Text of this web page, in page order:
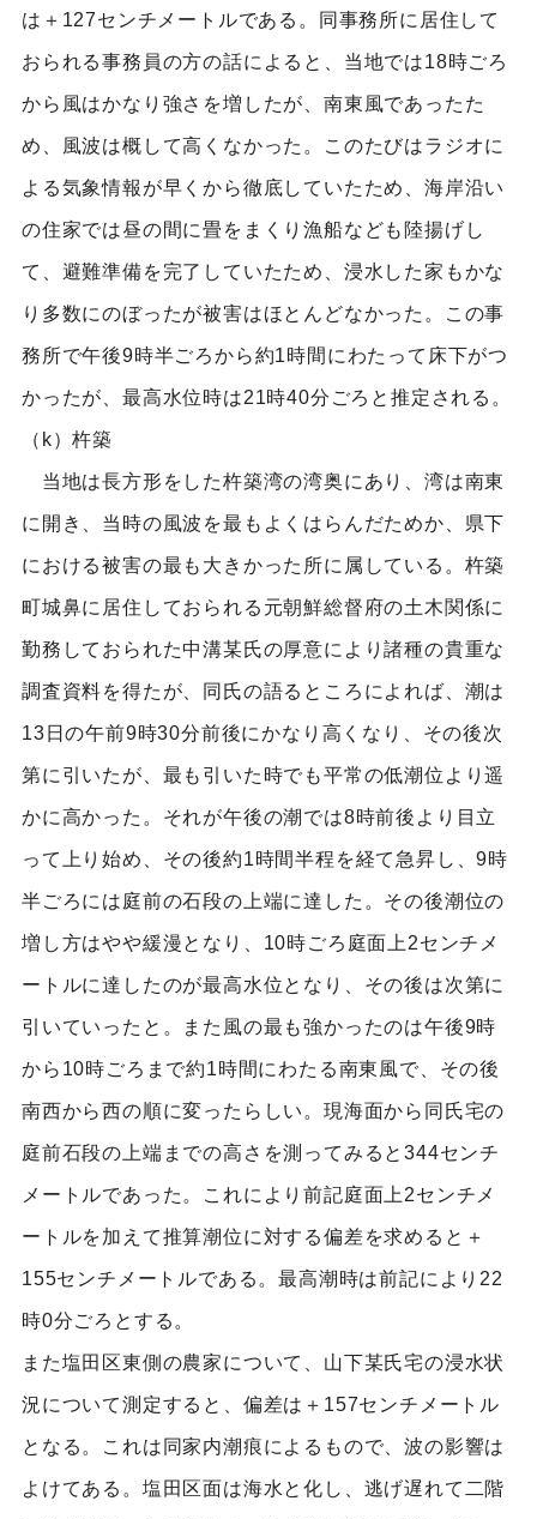
は＋127センチメートルである。同事務所に居住して
おられる事務員の方の話によると、当地では18時ごろ
から風はかなり強さを増したが、南東風であったた
め、風波は概して高くなかった。このたびはラジオに
よる気象情報が早くから徹底していたため、海岸沿い
の住家では昼の間に畳をまくり漁船なども陸揚げし
て、避難準備を完了していたため、浸水した家もかな
り多数にのぼったが被害はほとんどなかった。この事
務所で午後9時半ごろから約1時間にわたって床下がつ
かったが、最高水位時は21時40分ごろと推定される。
（k）杵築
当地は長方形をした杵築湾の湾奥にあり、湾は南東
に開き、当時の風波を最もよくはらんだためか、県下
における被害の最も大きかった所に属している。杵築
町城鼻に居住しておられる元朝鮮総督府の土木関係に
勤務しておられた中溝某氏の厚意により諸種の貴重な
調査資料を得たが、同氏の語るところによれば、潮は
13日の午前9時30分前後にかなり高くなり、その後次
第に引いたが、最も引いた時でも平常の低潮位より遥
かに高かった。それが午後の潮では8時前後より目立
って上り始め、その後約1時間半程を経て急昇し、9時
半ごろには庭前の石段の上端に達した。その後潮位の
増し方はやや緩漫となり、10時ごろ庭面上2センチメ
ートルに達したのが最高水位となり、その後は次第に
引いていったと。また風の最も強かったのは午後9時
から10時ごろまで約1時間にわたる南東風で、その後
南西から西の順に変ったらしい。現海面から同氏宅の
庭前石段の上端までの高さを測ってみると344センチ
メートルであった。これにより前記庭面上2センチメ
ートルを加えて推算潮位に対する偏差を求めると＋
155センチメートルである。最高潮時は前記により22
時0分ごろとする。
また塩田区東側の農家について、山下某氏宅の浸水状
況について測定すると、偏差は＋157センチメートル
となる。これは同家内潮痕によるもので、波の影響は
よけてある。塩田区面は海水と化し、逃げ遅れて二階